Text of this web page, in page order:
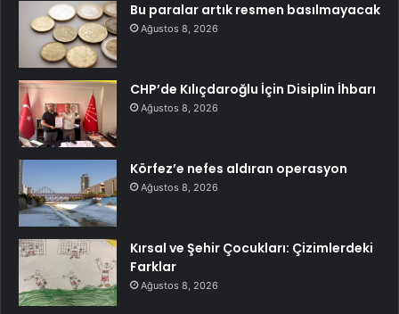
Bu paralar artık resmen basılmayacak
Ağustos 8, 2026
CHP’de Kılıçdaroğlu İçin Disiplin İhbarı
Ağustos 8, 2026
Körfez’e nefes aldıran operasyon
Ağustos 8, 2026
Kırsal ve Şehir Çocukları: Çizimlerdeki
Farklar
Ağustos 8, 2026